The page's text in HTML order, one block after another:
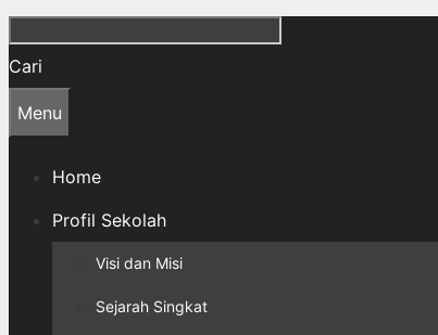
Cari
Menu
Home
Profil Sekolah
Visi dan Misi
Sejarah Singkat